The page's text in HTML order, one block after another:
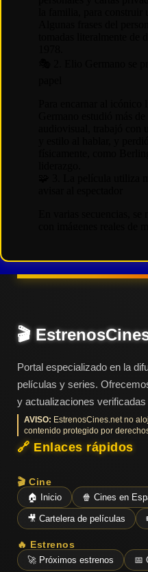
🎬
Portal especializado en la
películas y series.
y actualizaciones
AVISO: EstrenosCines.net no
contenido protegido por
🔗 Enlaces rápidos
🎬 Cine
🏠 Inicio 🍿 Cines en
🎥 Cartelera de películas
🔥 Estrenos
🚀 Próximos estrenos 📅